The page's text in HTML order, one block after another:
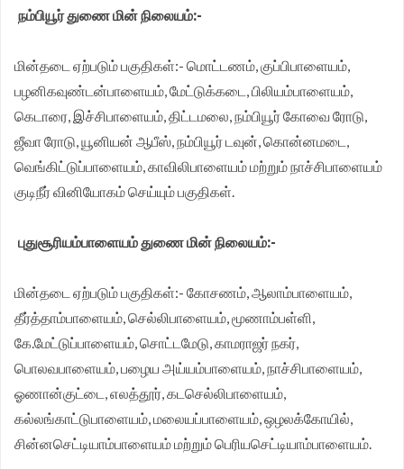
முதலமைச்சர் தீர்க்கமாக வலியுறுத்த தமிழக விவசாயிகள்
சங்க மாநில தலைவர் வேலுச்சாமி வேண்டுகோள்.
நம்பியூர் துணை மின் நிலையம்:-
மின்தடை ஏற்படும் பகுதிகள்:- மொட்டணம், குப்பிபாளையம்,
பழனிகவுண்டன்பாளையம், மேட்டுக்கடை, பிலியம்பாளையம்,
கெடாரை, இச்சிபாளையம், திட்டமலை, நம்பியூர் கோவை ரோடு,
ஜீவா ரோடு, யூனியன் ஆபீஸ், நம்பியூர் டவுன், கொன்னமடை,
வெங்கிட்டுப்பாளையம், காவிலிபாளையம் மற்றும் நாச்சிபாளையம்
குடிநீர் வினியோகம் செய்யும் பகுதிகள்.
புதுசூரியம்பாளையம் துணை மின் நிலையம்:-
மின்தடை ஏற்படும் பகுதிகள்:- கோசணம், ஆலாம்பாளையம்,
தீர்த்தாம்பாளையம், செல்லிபாளையம், மூணாம்பள்ளி,
கே.மேட்டுப்பாளையம், சொட்டமேடு, காமராஜர் நகர்,
பொலவபாளையம், பழைய அய்யம்பாளையம், நாச்சிபாளையம்,
ஓணான்குட்டை, எலத்தூர், கடசெல்லிபாளையம்,
கல்லங்காட்டுபாளையம், மலையப்பாளையம், ஒழலக்கோயில்,
சின்னசெட்டியாம்பாளையம் மற்றும் பெரியசெட்டியாம்பாளையம்.